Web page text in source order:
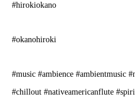
#hirokiokano
#okanohiroki
#music #ambience #ambientmusic
#chillout #nativeamericanflute